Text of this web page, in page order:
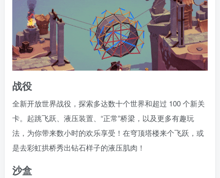
战役
全新开放世界战役，探索多达数十个世界和超过 100 个新关
卡。起跳飞跃、液压装置、“正常”桥梁，以及更多有趣玩
法，为你带来数小时的欢乐享受！在穹顶塔楼来个飞跃，或
是去彩虹拱桥秀出钻石样子的液压肌肉！
沙盒